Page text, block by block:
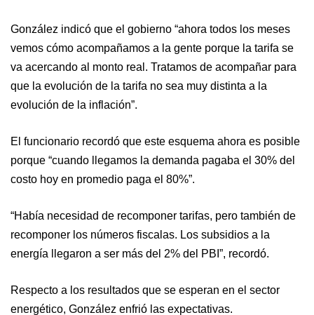
González indicó que el gobierno “ahora todos los meses
vemos cómo acompañamos a la gente porque la tarifa se
va acercando al monto real. Tratamos de acompañar para
que la evolución de la tarifa no sea muy distinta a la
evolución de la inflación”.
El funcionario recordó que este esquema ahora es posible
porque “cuando llegamos la demanda pagaba el 30% del
costo hoy en promedio paga el 80%”.
“Había necesidad de recomponer tarifas, pero también de
recomponer los números fiscalas. Los subsidios a la
energía llegaron a ser más del 2% del PBI”, recordó.
Respecto a los resultados que se esperan en el sector
energético, González enfrió las expectativas.